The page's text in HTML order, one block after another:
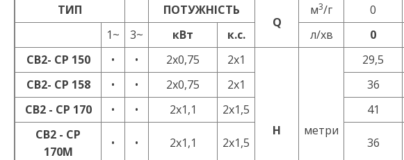
ТИП
ПОТУЖНІСТЬ
Q
м3/г 0
1~
3~ кВт к.с. л/хв 0
CB2- CP 150
• • 2x0,75 2x1
H метри
29,5
CB2- CP 158
• • 2x0,75 2x1 36
CB2 - CP 170
• • 2x1,1 2x1,5 41
CB2 - CP
170M
• • 2x1,1 2x1,5 36